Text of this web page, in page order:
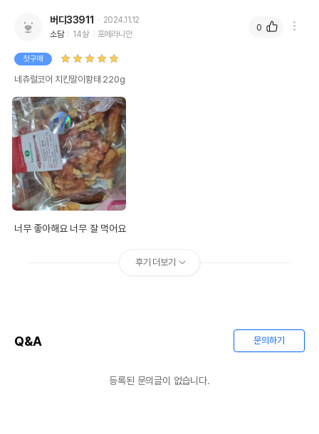
품명 및 모델명 네츄럴코어 치킨말이황태 220g 모아보기
받았음을 확인할수 있는
경우 그에 대한 사항
제조자,수입품의 경우
수입자를 함께 표기
AS책임자와 전화번호
또는 소비자상담 관련
전화번호
유통기한
버디33911
2024.11.12
소담
14살 포메라니안
첫구매
네츄럴코어 치킨말이황태 220g
너무 좋아해요 너무 잘 먹어요
0
후기 더보기
Q&A 문의하기
등록된 문의글이 없습니다.